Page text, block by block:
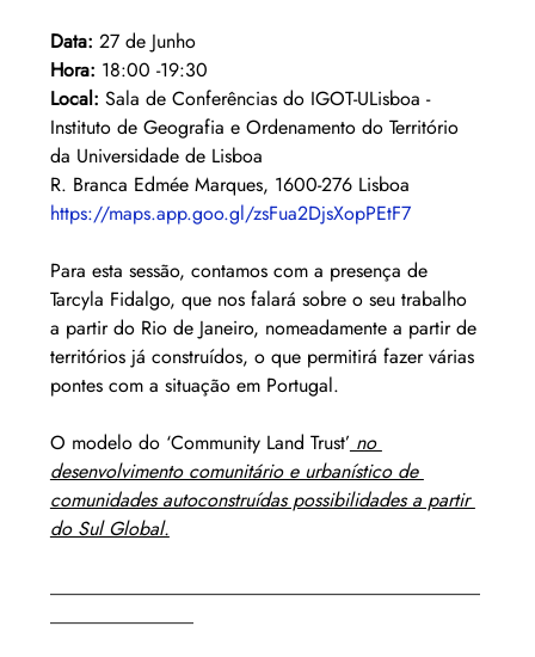
Data: 27 de Junho
Hora: 18:00 -19:30
Local: Sala de Conferências do IGOT-ULisboa -
Instituto de Geografia e Ordenamento do Território
da Universidade de Lisboa
R. Branca Edmée Marques, 1600-276 Lisboa
https://maps.app.goo.gl/zsFua2DjsXopPEtF7
Para esta sessão, contamos com a presença de
Tarcyla Fidalgo, que nos falará sobre o seu trabalho
a partir do Rio de Janeiro, nomeadamente a partir de
territórios já construídos, o que permitirá fazer várias
pontes com a situação em Portugal.
O modelo do ‘Community Land Trust’ no
desenvolvimento comunitário e urbanístico de
comunidades autoconstruídas possibilidades a partir
do Sul Global.